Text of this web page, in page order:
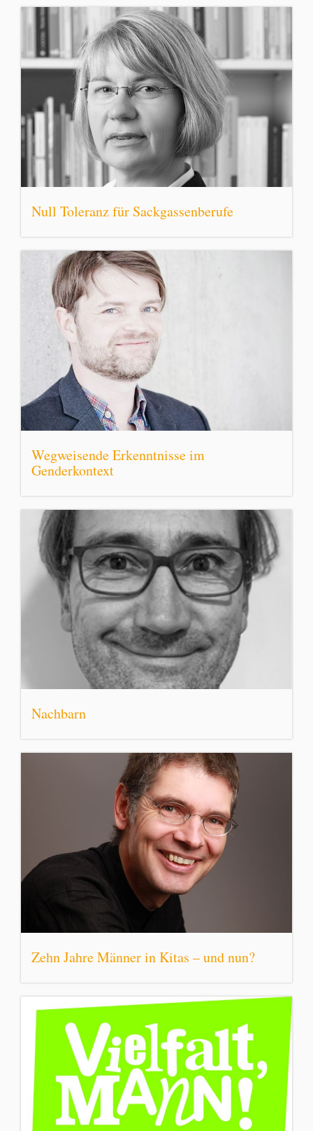
Null Toleranz für Sackgassenberufe
Wegweisende Erkenntnisse im
Genderkontext
Nachbarn
Zehn Jahre Männer in Kitas – und nun?